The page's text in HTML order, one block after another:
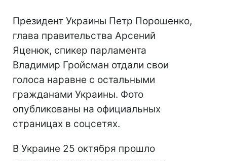
Президент Украины Петр Порошенко,
глава правительства Арсений
Яценюк, спикер парламента
Владимир Гройсман отдали свои
голоса наравне с остальными
гражданами Украины. Фото
опубликованы на официальных
страницах в соцсетях.
В Украине 25 октября прошло